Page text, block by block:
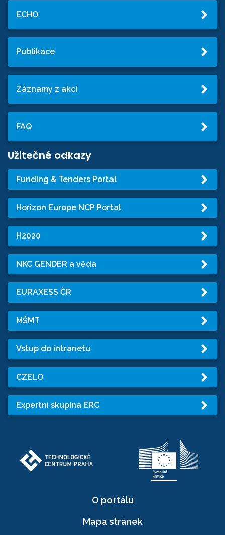
ECHO
Publikace
Záznamy z akcí
FAQ
Užitečné odkazy
Funding & Tenders Portal
Horizon Europe NCP Portal
H2020
NKC GENDER a věda
EURAXESS ČR
MŠMT
Vstup do intranetu
CZELO
Expertní skupina ERC
O portálu
Mapa stránek